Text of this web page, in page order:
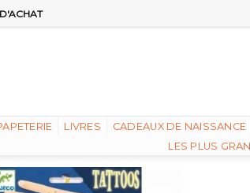
LIVRES CADEAUX DE NAISSANCE
LES PLUS